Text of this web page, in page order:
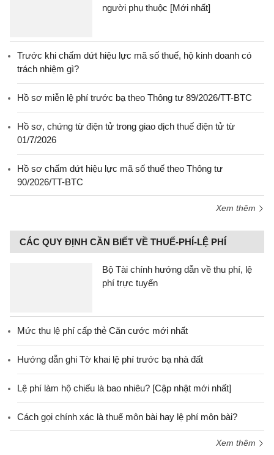
người phụ thuộc [Mới nhất]
Trước khi chấm dứt hiệu lực mã số thuế, hộ kinh doanh có
trách nhiệm gì?
Hồ sơ miễn lệ phí trước bạ theo Thông tư 89/2026/TT-BTC
Hồ sơ, chứng từ điện tử trong giao dịch thuế điện tử từ
01/7/2026
Hồ sơ chấm dứt hiệu lực mã số thuế theo Thông tư
90/2026/TT-BTC
Xem thêm
CÁC QUY ĐỊNH CẦN BIẾT VỀ THUẾ-PHÍ-LỆ PHÍ
Bộ Tài chính hướng dẫn về thu phí, lệ
phí trực tuyến
Mức thu lệ phí cấp thẻ Căn cước mới nhất
Hướng dẫn ghi Tờ khai lệ phí trước bạ nhà đất
Lệ phí làm hộ chiếu là bao nhiêu? [Cập nhật mới nhất]
Cách gọi chính xác là thuế môn bài hay lệ phí môn bài?
Xem thêm